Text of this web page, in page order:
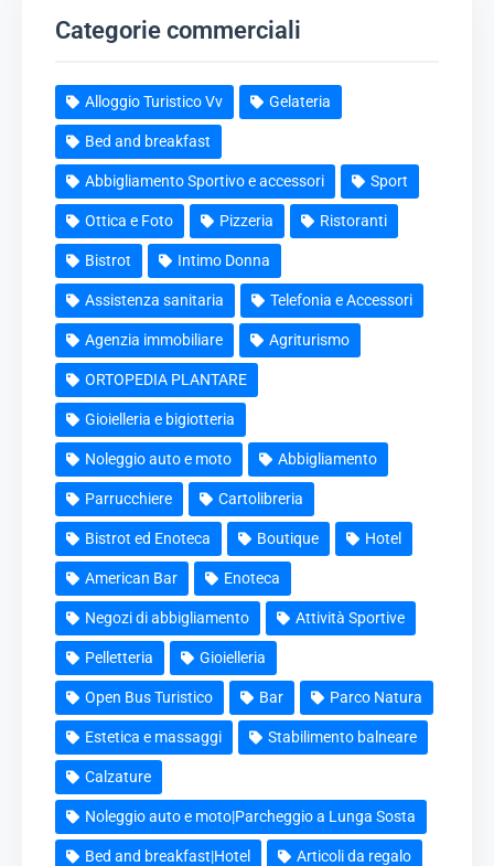
Categorie commerciali
Alloggio Turistico Vv Gelateria
Bed and breakfast
Abbigliamento Sportivo e accessori Sport
Ottica e Foto Pizzeria Ristoranti
Bistrot Intimo Donna
Assistenza sanitaria Telefonia e Accessori
Agenzia immobiliare Agriturismo
ORTOPEDIA PLANTARE
Gioielleria e bigiotteria
Noleggio auto e moto Abbigliamento
Parrucchiere Cartolibreria
Bistrot ed Enoteca Boutique Hotel
American Bar Enoteca
Negozi di abbigliamento Attività Sportive
Pelletteria Gioielleria
Open Bus Turistico Bar Parco Natura
Estetica e massaggi Stabilimento balneare
Calzature
Noleggio auto e moto|Parcheggio a Lunga Sosta
Bed and breakfast|Hotel Articoli da regalo